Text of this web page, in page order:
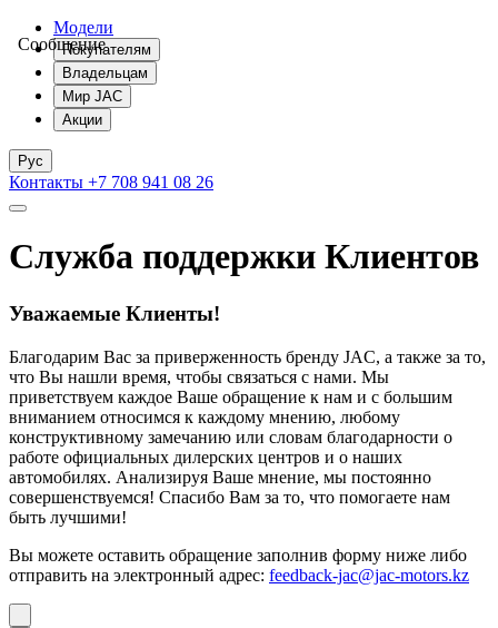
Модели
Покупателям
Владельцам
Мир JAC
Акции
Рус
Контакты +7 708 941 08 26
Служба поддержки Клиентов
Уважаемые Клиенты!
Благодарим Вас за приверженность бренду JAC, а также за то,
что Вы нашли время, чтобы связаться с нами. Мы
приветствуем каждое Ваше обращение к нам и с большим
вниманием относимся к каждому мнению, любому
конструктивному замечанию или словам благодарности о
работе официальных дилерских центров и о наших
автомобилях. Анализируя Ваше мнение, мы постоянно
совершенствуемся! Спасибо Вам за то, что помогаете нам
быть лучшими!
Вы можете оставить обращение заполнив форму ниже либо
отправить на электронный адрес: feedback-jac@jac-motors.kz
Сообщение